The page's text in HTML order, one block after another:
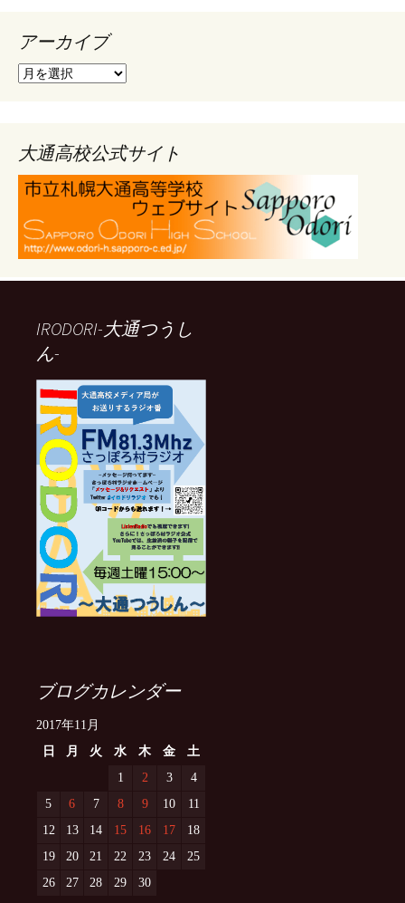
アーカイブ
ア
ブ
大通高校公式サイト
IRODORI-大通つうし
ん-
ブログカレンダー
2017年11月
日
月 火 水 木 金
土
1
2 3
4
5
6 7 8 9 10
11
12
13 14 15 16 17
18
19
20 21 22 23 24
25
26
27 28 29
30